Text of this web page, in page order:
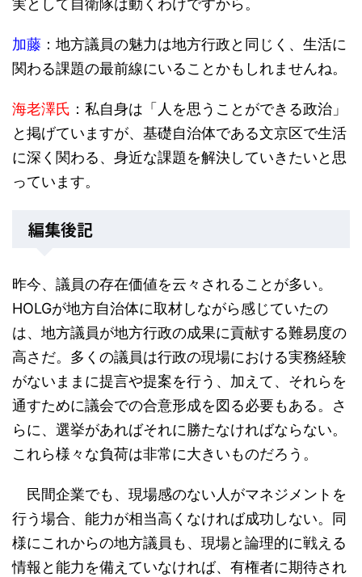
実として自衛隊は動くわけですから。
加藤 ：地方議員の魅力は地方行政と同じく、生活に
関わる課題の最前線にいることかもしれませんね。
海老澤氏 ：私自身は「人を思うことができる政治」
と掲げていますが、基礎自治体である文京区で生活
に深く関わる、身近な課題を解決していきたいと思
っています。
編集後記
昨今、議員の存在価値を云々されることが多い。
HOLGが地方自治体に取材しながら感じていたの
は、地方議員が地方行政の成果に貢献する難易度の
高さだ。多くの議員は行政の現場における実務経験
がないままに提言や提案を行う、加えて、それらを
通すために議会での合意形成を図る必要もある。さ
らに、選挙があればそれに勝たなければならない。
これら様々な負荷は非常に大きいものだろう。
民間企業でも、現場感のない人がマネジメントを
行う場合、能力が相当高くなければ成功しない。同
様にこれからの地方議員も、現場と論理的に戦える
情報と能力を備えていなければ、有権者に期待され